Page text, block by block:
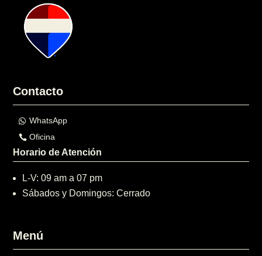
Contacto
WhatsApp
Oficina
Horario de Atención
L-V: 09 am a 07 pm
Sábados y Domingos: Cerrado
Menú